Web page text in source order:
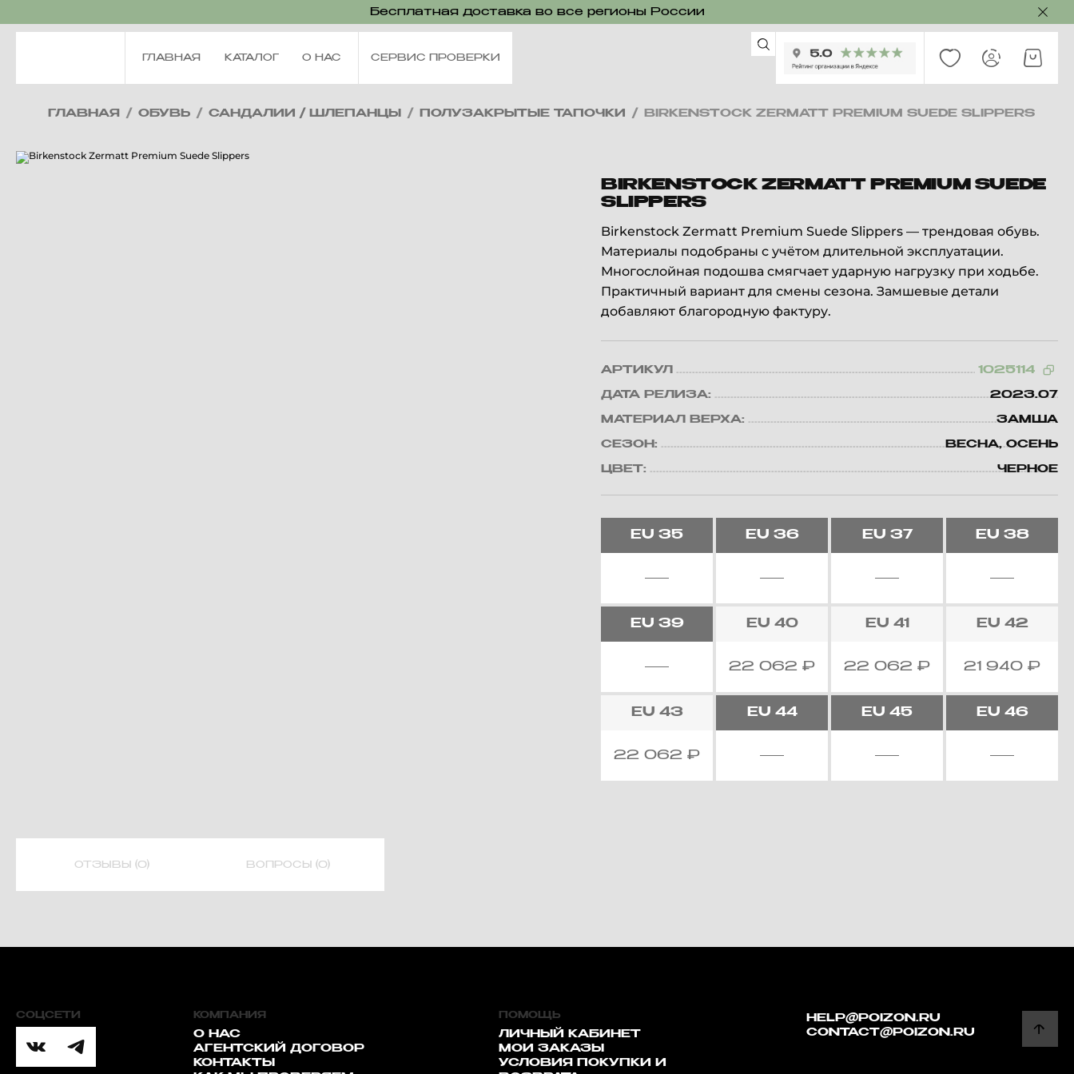
Бесплатная доставка во все регионы России
ГЛАВНАЯ КАТАЛОГ О НАС СЕРВИС ПРОВЕРКИ
ГЛАВНАЯ / ОБУВЬ / САНДАЛИИ / ШЛЕПАНЦЫ / ПОЛУЗАКРЫТЫЕ ТАПОЧКИ / BIRKENSTOCK ZERMATT PREMIUM SUEDE SLIPPERS
BIRKENSTOCK ZERMATT PREMIUM SUEDE
SLIPPERS
Birkenstock Zermatt Premium Suede Slippers — трендовая обувь.
Материалы подобраны с учётом длительной эксплуатации.
Многослойная подошва смягчает ударную нагрузку при ходьбе.
Практичный вариант для смены сезона. Замшевые детали
добавляют благородную фактуру.
АРТИКУЛ 1025114
ДАТА РЕЛИЗА: 2023.07
МАТЕРИАЛ ВЕРХА: ЗАМША
СЕЗОН: ВЕСНА, ОСЕНЬ
ЦВЕТ: ЧЕРНОЕ
EU 35 EU 36 EU 37 EU 38
EU 39 EU 40
22 062₽
EU 41
22 062₽
EU 42
21 940 ₽
EU 43
22 062₽
EU 44 EU 45 EU 46
ОТЗЫВЫ (0) ВОПРОСЫ (0)
СОЦСЕТИ КОМПАНИЯ
О НАС
АГЕНТСКИЙ ДОГОВОР
КОНТАКТЫ
HELP@POIZON.RU
CONTACT@POIZON.RU
ПОМОЩЬ
ЛИЧНЫЙ КАБИНЕТ
МОИ ЗАКАЗЫ
УСЛОВИЯ ПОКУПКИ И